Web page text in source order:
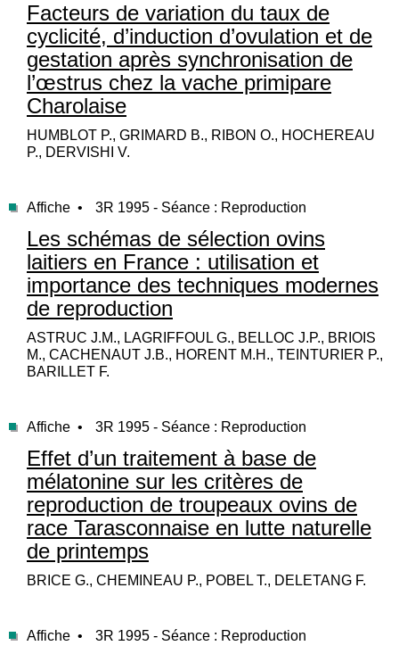
Facteurs de variation du taux de
cyclicité, d’induction d’ovulation et de
gestation après synchronisation de
l’œstrus chez la vache primipare
Charolaise
HUMBLOT P., GRIMARD B., RIBON O., HOCHEREAU
P., DERVISHI V.
Affiche • 3R 1995 - Séance : Reproduction
Les schémas de sélection ovins
laitiers en France : utilisation et
importance des techniques modernes
de reproduction
ASTRUC J.M., LAGRIFFOUL G., BELLOC J.P., BRIOIS
M., CACHENAUT J.B., HORENT M.H., TEINTURIER P.,
BARILLET F.
Affiche • 3R 1995 - Séance : Reproduction
Effet d’un traitement à base de
mélatonine sur les critères de
reproduction de troupeaux ovins de
race Tarasconnaise en lutte naturelle
de printemps
BRICE G., CHEMINEAU P., POBEL T., DELETANG F.
Affiche • 3R 1995 - Séance : Reproduction